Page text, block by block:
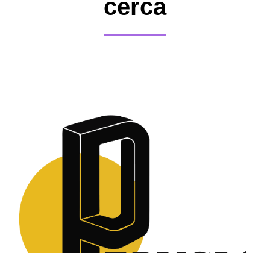
cerca